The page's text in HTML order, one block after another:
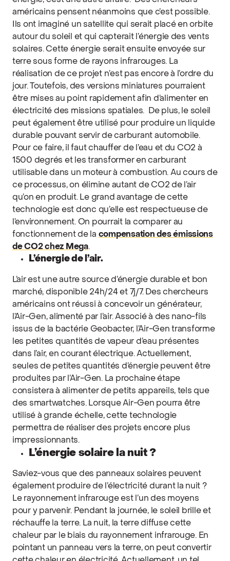
américains pensent néanmoins que c’est possible.
Ils ont imaginé un satellite qui serait placé en orbite
autour du soleil et qui capterait l’énergie des vents
solaires. Cette énergie serait ensuite envoyée sur
terre sous forme de rayons infrarouges. La
réalisation de ce projet n’est pas encore à l’ordre du
jour. Toutefois, des versions miniatures pourraient
être mises au point rapidement afin d’alimenter en
électricité des missions spatiales.
De plus, le sol eil
peut également être utilisé pour produire un liquide
durable pouvant servir de carburant automobile.
Pour ce faire, il faut chauffer de l’eau et du CO2 à
1500 degrés et les transformer en carburant
utilisable dans un moteur à combustion. Au cours de
ce processus, on élimine autant de CO2 de l’air
qu’on en produit. Le grand avantage de cette
technologie est donc qu’elle est respectueuse de
l’environnement. On pourrait la comparer au
fonctionnement de la compensation des émissions
de CO2chez Mega.
L’énergie de l’air.
L’air est une autre source d’énergie durable et bon
marché, disponible 24h/24 et 7j/7. Des chercheurs
américains ont réussi à concevoir un générateur,
l’Air-Gen, alimenté par l’air. Associé à des nano-fils
issus de la bactérie Geobacter, l’Air-Gen transforme
les petites quantités de vapeur d’eau présentes
dans l’air, en courant électrique. Actuellement,
seules de petites quantités d’énergie peuvent être
produites par l’Air-Gen. La prochaine étape
consistera à alimenter de petits appareils, tels que
des smartwatches. Lorsque Air-Gen pourra être
utilisé à grande échelle, cette technologie
permettra de réaliser des projets encore plus
impressionnants.
L’énergie solaire la nuit ?
Saviez-vous que des panneaux solaires peuvent
également produire de l’électricité durant la nuit ?
Le rayonnement infrarouge est l’un des moyens
pour y parvenir. Pendant la journée, le soleil brille et
réchauffe la terre. La nuit, la terre diffuse cette
chaleur par le biais du rayonnement infrarouge. En
pointant un panneau vers la terre, on peut convertir